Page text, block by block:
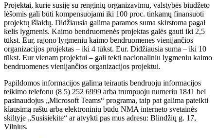
Projektai, kurie susiję su renginių organizavimu, valstybės biudžeto
lėšomis gali būti kompensuojami iki 100 proc. tinkamų finansuoti
projektų išlaidų. Didžiausia galima paramos suma skirstoma pagal
kelis lygmenis. Kaimo bendruomenės projektas galės gauti iki 2,5
tūkst. Eur, rajono lygmeniu kaimo bendruomenes vienijančios
organizacijos projektas – iki 4 tūkst. Eur. Didžiausia suma – iki 10
tūkst. Eur vienam projektui – gali tekti nacionaliniu lygmeniu kaimo
bendruomenes vienijančios organizacijos projektui.
Papildomos informacijos galima teirautis bendruoju informacijos
teikimo telefonu (8 5) 252 6999 arba trumpuoju numeriu 1841 bei
pasinaudojus „Microsoft Teams“ programa, taip pat galima pateikti
klausimą raštu arba elektroniniu būdu NMA interneto svetainės
skiltyje „Susisiekite“ ar atvykti pas mus adresu: Blindžių g. 17,
Vilnius.